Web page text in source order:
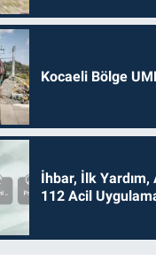
Kocaeli Bölge
İhbar, İlk
112 Acil